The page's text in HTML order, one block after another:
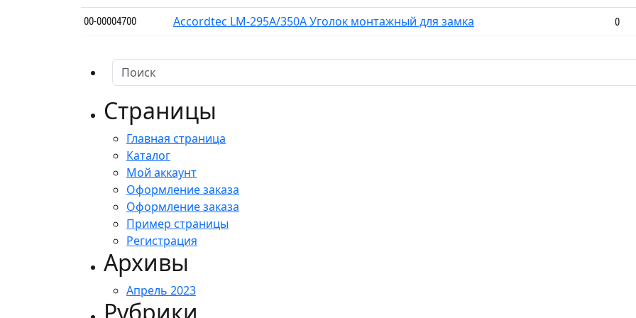
00-00004700 Accordtec LM-295A/350A Уголок монтажный для замка 0
Страницы
Главная страница
Каталог
Мой аккаунт
Оформление заказа
Оформление заказа
Пример страницы
Регистрация
Архивы
Апрель 2023
Рубрики